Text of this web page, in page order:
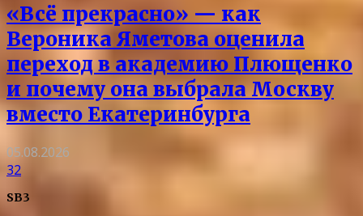
«Всё прекрасно» — как
Вероника Яметова оценила
переход в академию Плющенко
и почему она выбрала Москву
вместо Екатеринбурга
05.08.2026
32
SB3